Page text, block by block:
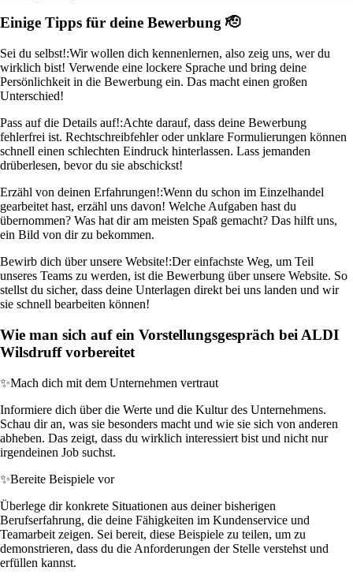
Einige Tipps für deine Bewerbung 🫡
Sei du selbst!:Wir wollen dich kennenlernen, also zeig uns, wer du
wirklich bist! Verwende eine lockere Sprache und bring deine
Persönlichkeit in die Bewerbung ein. Das macht einen großen
Unterschied!
Pass auf die Details auf!:Achte darauf, dass deine Bewerbung
fehlerfrei ist. Rechtschreibfehler oder unklare Formulierungen können
schnell einen schlechten Eindruck hinterlassen. Lass jemanden
drüberlesen, bevor du sie abschickst!
Erzähl von deinen Erfahrungen!:Wenn du schon im Einzelhandel
gearbeitet hast, erzähl uns davon! Welche Aufgaben hast du
übernommen? Was hat dir am meisten Spaß gemacht? Das hilft uns,
ein Bild von dir zu bekommen.
Bewirb dich über unsere Website!:Der einfachste Weg, um Teil
unseres Teams zu werden, ist die Bewerbung über unsere Website. So
stellst du sicher, dass deine Unterlagen direkt bei uns landen und wir
sie schnell bearbeiten können!
Wie man sich auf ein Vorstellungsgespräch bei ALDI
Wilsdruff vorbereitet
✨Mach dich mit dem Unternehmen vertraut
Informiere dich über die Werte und die Kultur des Unternehmens.
Schau dir an, was sie besonders macht und wie sie sich von anderen
abheben. Das zeigt, dass du wirklich interessiert bist und nicht nur
irgendeinen Job suchst.
✨Bereite Beispiele vor
Überlege dir konkrete Situationen aus deiner bisherigen
Berufserfahrung, die deine Fähigkeiten im Kundenservice und
Teamarbeit zeigen. Sei bereit, diese Beispiele zu teilen, um zu
demonstrieren, dass du die Anforderungen der Stelle verstehst und
erfüllen kannst.